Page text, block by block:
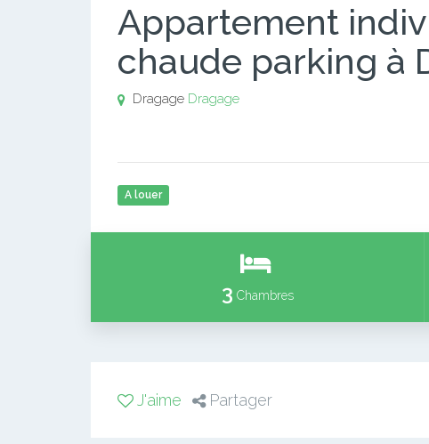
Appartement
chaude parking à
Dragage Dragage
A louer
3 Chambres
J'aime Partager